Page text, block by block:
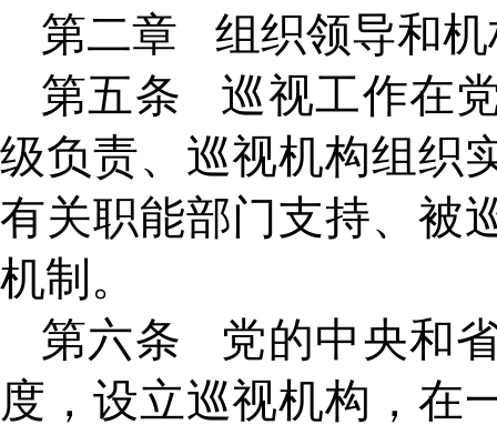
第二章
组织领导和
第五条
巡视工作在
级负责、巡视机构组织
有关职能部门支持、被
机制。
第六条
党的中央和
度，设立巡视机构，在